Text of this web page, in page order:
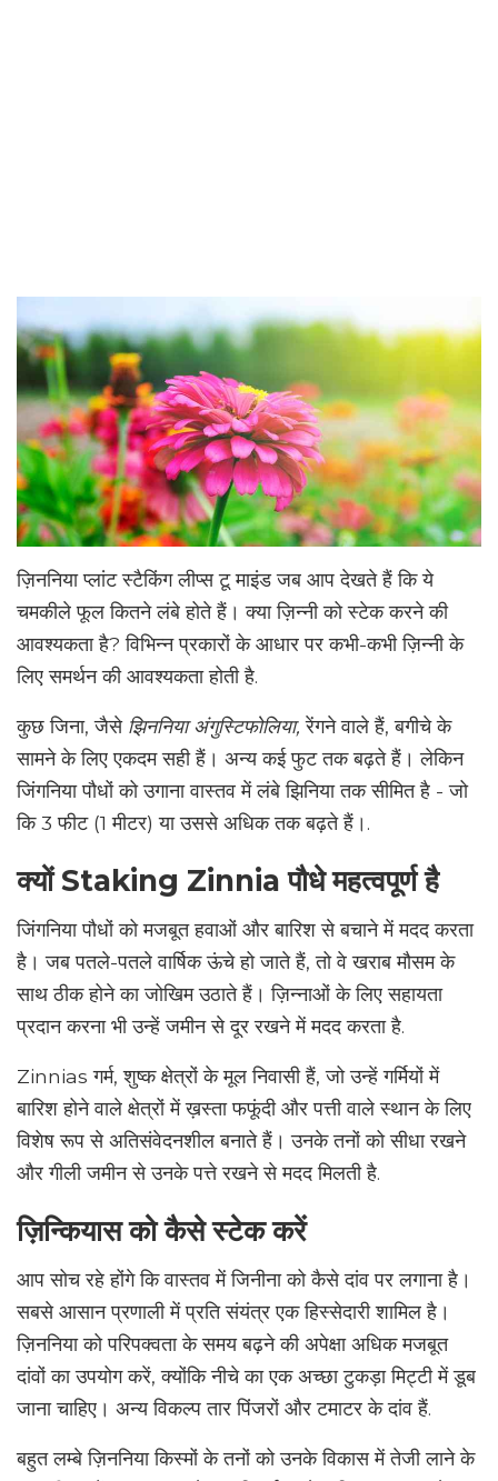
ज़िननिया प्लांट स्टैकिंग लीप्स टू माइंड जब आप देखते हैं कि ये
चमकीले फूल कितने लंबे होते हैं। क्या ज़िन्नी को स्टेक करने की
आवश्यकता है? विभिन्न प्रकारों के आधार पर कभी-कभी ज़िन्नी के
लिए समर्थन की आवश्यकता होती है.
कुछ जिना, जैसे झिननिया अंगुस्टिफोलिया, रेंगने वाले हैं, बगीचे के
सामने के लिए एकदम सही हैं। अन्य कई फुट तक बढ़ते हैं। लेकिन
जिंगनिया पौधों को उगाना वास्तव में लंबे झिनिया तक सीमित है - जो
कि 3 फीट (1 मीटर) या उससे अधिक तक बढ़ते हैं।.
क्यों Staking Zinnia पौधे महत्वपूर्ण है
जिंगनिया पौधों को मजबूत हवाओं और बारिश से बचाने में मदद करता
है। जब पतले-पतले वार्षिक ऊंचे हो जाते हैं, तो वे खराब मौसम के
साथ ठीक होने का जोखिम उठाते हैं। ज़िन्नाओं के लिए सहायता
प्रदान करना भी उन्हें जमीन से दूर रखने में मदद करता है.
Zinnias गर्म, शुष्क क्षेत्रों के मूल निवासी हैं, जो उन्हें गर्मियों में
बारिश होने वाले क्षेत्रों में ख़स्ता फफूंदी और पत्ती वाले स्थान के लिए
विशेष रूप से अतिसंवेदनशील बनाते हैं। उनके तनों को सीधा रखने
और गीली जमीन से उनके पत्ते रखने से मदद मिलती है.
ज़िन्कियास को कैसे स्टेक करें
आप सोच रहे होंगे कि वास्तव में जिनीना को कैसे दांव पर लगाना है।
सबसे आसान प्रणाली में प्रति संयंत्र एक हिस्सेदारी शामिल है।
ज़िननिया को परिपक्वता के समय बढ़ने की अपेक्षा अधिक मजबूत
दांवों का उपयोग करें, क्योंकि नीचे का एक अच्छा टुकड़ा मिट्टी में डूब
जाना चाहिए। अन्य विकल्प तार पिंजरों और टमाटर के दांव हैं.
बहुत लम्बे ज़िननिया किस्मों के तनों को उनके विकास में तेजी लाने के